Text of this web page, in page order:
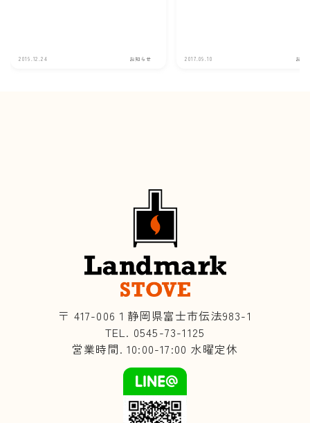
2019.12.24 お知らせ 2017.09.10 お知
〒 417-006１静岡県富士市伝法983-1
TEL. 0545-73-1125
営業時間. 10:00-17:00 水曜定休